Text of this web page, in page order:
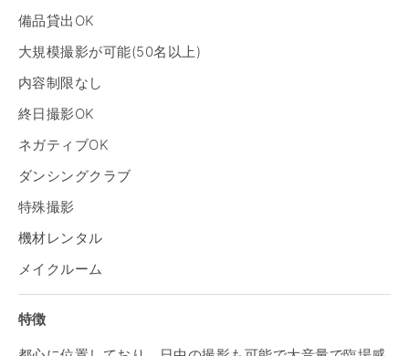
備品貸出OK
大規模撮影が可能(50名以上)
内容制限なし
終日撮影OK
ネガティブOK
ダンシングクラブ
特殊撮影
機材レンタル
メイクルーム
特徴